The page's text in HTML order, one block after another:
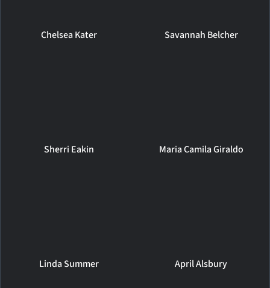
Chelsea Kater Savannah Belcher
Sherri Eakin Maria Camila Giraldo
Linda Summer April Alsbury